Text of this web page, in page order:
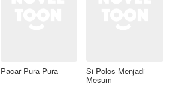
Pacar Pura-Pura Si Polos Menjadi
Mesum